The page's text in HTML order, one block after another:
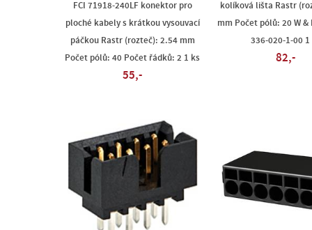
FCI 71918-240LF konektor pro
ploché kabely s krátkou vysouvací
páčkou Rastr (rozteč): 2.54 mm
Počet pólů: 40 Počet řádků: 2 1 ks
55,-
kolíková lišta Rastr
mm Počet pólů: 20 W &
336-020-1-00 1
82,-